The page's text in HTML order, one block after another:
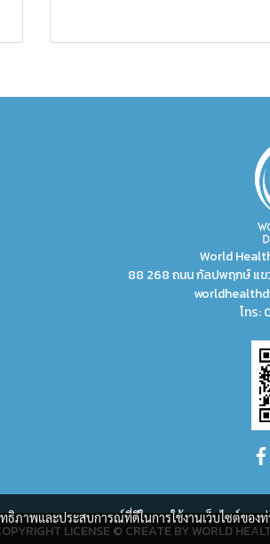
World
88 268 ถนน กัลปพฤกษ์ แข
โทร:
LICENSE © CREATE BY WORLD
ธิภาพและประสบการณ์ที่ดีในการใช้งานเว็บไซต์ของ